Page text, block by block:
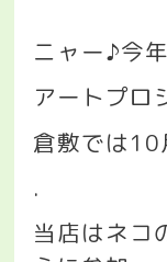
ニャー♪今
アートプロ
倉敷では10
.
当店はネコ